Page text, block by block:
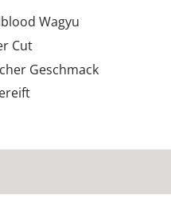
Wagyu
Cut
Geschmack